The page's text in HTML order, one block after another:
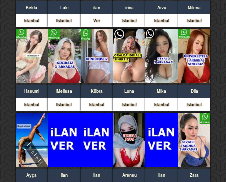
Selda
istanbul
Lale
istanbul
ilan
Ver
irina
istanbul
Arzu
istanbul
Milena
istanbul
Hasumi
istanbul
Melissa
istanbul
Kübra
istanbul
Luna
istanbul
Mika
istanbul
Dila
istanbul
Ayça ilan ilan Arensu ilan Zara